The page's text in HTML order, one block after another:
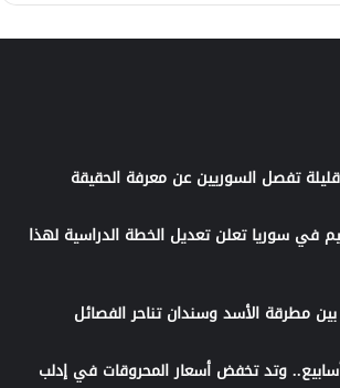
تفصل السوريين عن معرفة الحقيقة
في سوريا تعلن تعديل الخطة الدراسية لهذا
مطرقة الأسد وسندان تناحر الفصائل
أسابيع.. وتد تخفض أسعار المحروقات في إدلب